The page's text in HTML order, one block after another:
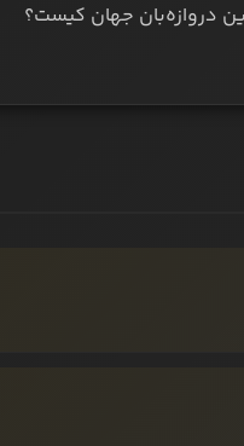
دروازه‌بان جهان کیست؟